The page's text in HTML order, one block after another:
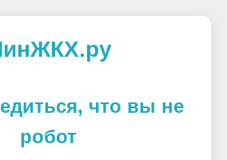
что вы не
робот